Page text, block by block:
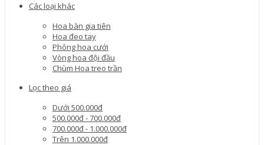
Các loại khác
Hoa bàn gia tiên
Hoa đeo tay
Phông hoa cưới
Vòng hoa đội đầu
Chùm Hoa treo trần
Lọc theo giá
Dưới 500.000đ
500.000đ - 700.000đ
700.000đ - 1.000.000đ
Trên 1.000.000đ